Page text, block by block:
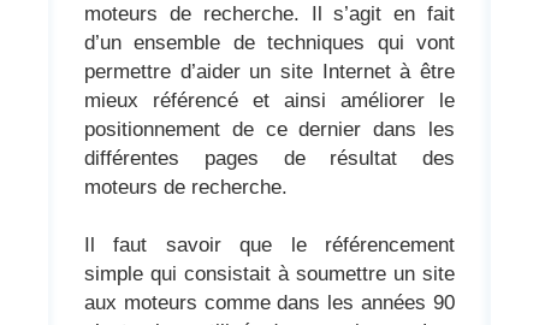
moteurs de recherche. Il s’agit en fait
d’un ensemble de techniques qui vont
permettre d’aider un site Internet à être
mieux référencé et ainsi améliorer le
positionnement de ce dernier dans les
différentes pages de résultat des
moteurs de recherche.
Il faut savoir que le référencement
simple qui consistait à soumettre un site
aux moteurs comme dans les années 90